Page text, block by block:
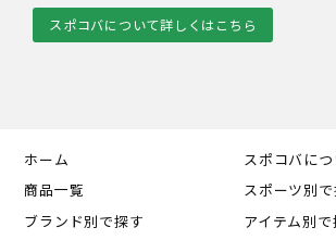
スポコバについて詳しくはこちら
ホーム
スポコバにつ
商品一覧
スポーツ別で
ブランド別で探す
アイテム別で